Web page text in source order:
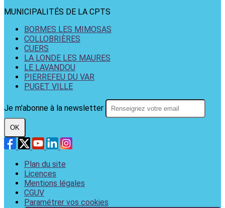
MUNICIPALITÉS DE LA CPTS
BORMES LES MIMOSAS
COLLOBRIÈRES
CUERS
LA LONDE LES MAURES
LE LAVANDOU
PIERREFEU DU VAR
PUGET VILLE
Je m'abonne à la newsletter
OK
Plan du site
Licences
Mentions légales
CGUV
Paramétrer vos cookies